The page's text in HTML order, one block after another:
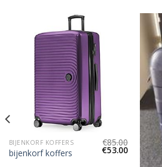
BIJENKORF KOFFERS
bijenkorf koffers
€85.00
€53.00